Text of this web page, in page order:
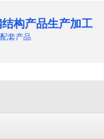
构产品生产加工
套产品